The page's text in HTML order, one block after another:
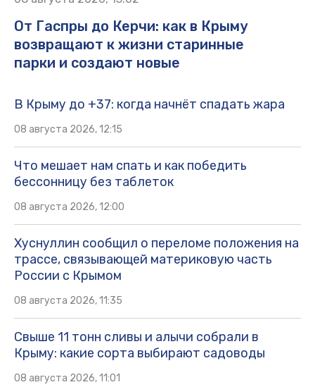
От Гаспры до Керчи: как в Крыму
возвращают к жизни старинные
парки и создают новые
В Крыму до +37: когда начнёт спадать жара
08 августа 2026, 12:15
Что мешает нам спать и как победить
бессонницу без таблеток
08 августа 2026, 12:00
Хуснуллин сообщил о переломе положения на
трассе, связывающей материковую часть
России с Крымом
08 августа 2026, 11:35
Свыше 11 тонн сливы и алычи собрали в
Крыму: какие сорта выбирают садоводы
08 августа 2026, 11:01